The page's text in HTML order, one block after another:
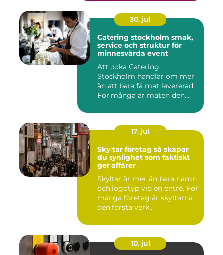
30. jul
Catering stockholm smak,
service och struktur för
minnesvärda event
Att boka Catering
Stockholm handlar om mer
än att bara få mat levererad.
För många är maten den
17. jul
Skyltar företag så skapar
du synlighet som faktiskt
ger affärer
Skyltar är mer än bara namn
och logotyp vid en entré. För
många företag är skyltarna
den första verk...
10. jul